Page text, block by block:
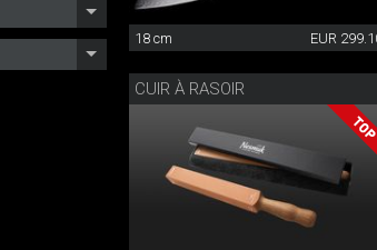
18 cm EUR
CUIR À RASOIR